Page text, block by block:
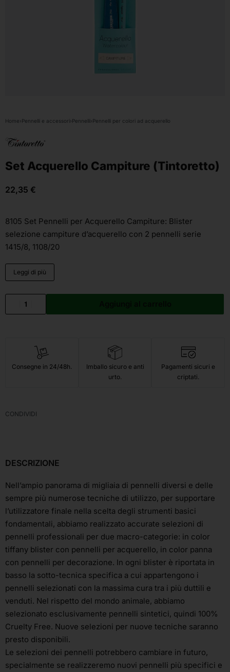
Home›Pennelli e accessori›Pennelli›Pennelli per colori ad acquerello
Set Acquerello Campiture (Tintoretto)
22,35 €
8105 Set Pennelli per Acquerello Campiture: Blister
selezione campiture d’acquerello con 2 pennelli serie
1415/8, 1108/20
Leggi di più
Consegne in 24/48h.
Imballo sicuro e anti
urto.
Pagamenti sicuri e
criptati.
CONDIVIDI
DESCRIZIONE
Nell’ampio panorama di migliaia di pennelli diversi e delle
sempre più numerose tecniche di utilizzo, per supportare
l’utilizzatore finale nella scelta degli strumenti basici
fondamentali, abbiamo realizzato accurate selezioni di
pennelli professionali per due macro-categorie: in color
tiffany blister con pennelli per acquerello, in color panna
con pennelli per decorazione. In ogni blister è riportata in
basso la sotto-tecnica specifica a cui appartengono i
pennelli selezionati con la massima cura tra i più duttili e
venduti. Nel rispetto del mondo animale, abbiamo
selezionato esclusivamente pennelli sintetici, quindi 100%
Cruelty Free. Nuove selezioni per nuove tecniche saranno
presto disponibili.
Le selezioni dei pennelli potrebbero cambiare in futuro,
specialmente se realizzeremo nuovi pennelli più specifici e